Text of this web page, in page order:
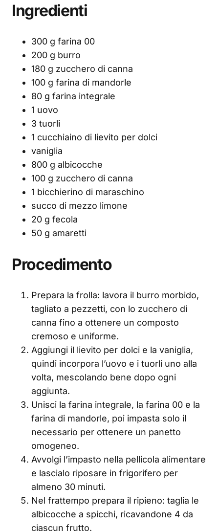
Ingredienti
300 g farina 00
200 g burro
180 g zucchero di canna
100 g farina di mandorle
80 g farina integrale
1 uovo
3 tuorli
1 cucchiaino di lievito per dolci
vaniglia
800 g albicocche
100 g zucchero di canna
1 bicchierino di maraschino
succo di mezzo limone
20 g fecola
50 g amaretti
Procedimento
Prepara la frolla: lavora il burro morbido,
tagliato a pezzetti, con lo zucchero di
canna fino a ottenere un composto
cremoso e uniforme.
Aggiungi il lievito per dolci e la vaniglia,
quindi incorpora l’uovo e i tuorli uno alla
volta, mescolando bene dopo ogni
aggiunta.
Unisci la farina integrale, la farina 00 e la
farina di mandorle, poi impasta solo il
necessario per ottenere un panetto
omogeneo.
Avvolgi l’impasto nella pellicola alimentare
e lascialo riposare in frigorifero per
almeno 30 minuti.
Nel frattempo prepara il ripieno: taglia le
albicocche a spicchi, ricavandone 4 da
ciascun frutto.